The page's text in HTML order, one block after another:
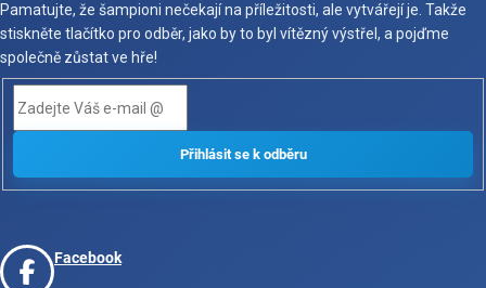
Pamatujte, že šampioni nečekají na příležitosti, ale vytvářejí je. Takže
stiskněte tlačítko pro odběr, jako by to byl vítězný výstřel, a pojďme
společně zůstat ve hře!
Facebook